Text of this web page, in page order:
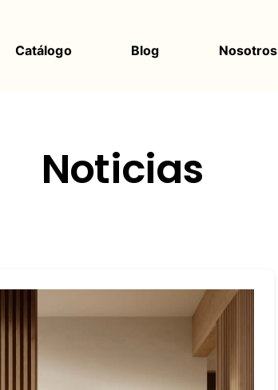
Catálogo Blog Nosotros
Noticias